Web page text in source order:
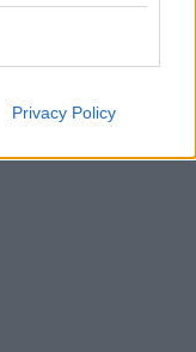
Privacy Policy
en los
de